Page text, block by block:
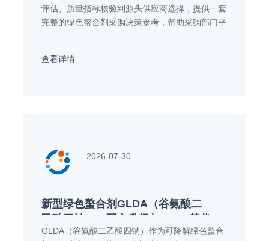
评估、质量指标核验到源头供应商选择，提供一套
完整的绿色螯合剂采购决策参考，帮助采购部门平
查看详情
2026-07-30
新型绿色螯合剂GLDA（谷氨酸二
全指南
GLDA（谷氨酸二乙酸四钠）作为可降解绿色螯合